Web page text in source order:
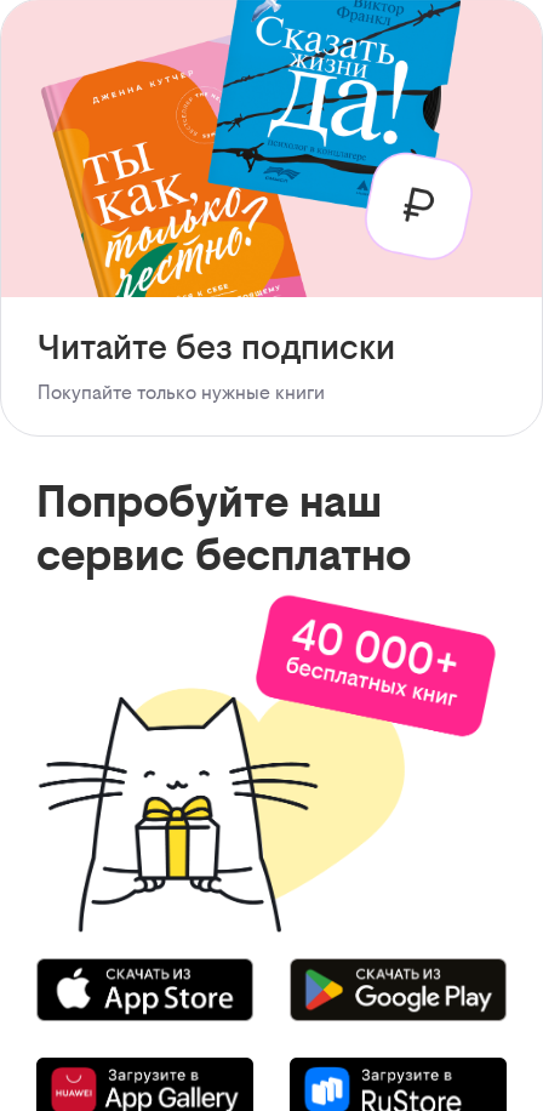
Читайте без подписки
Покупайте только нужные книги
Попробуйте наш
сервис бесплатно